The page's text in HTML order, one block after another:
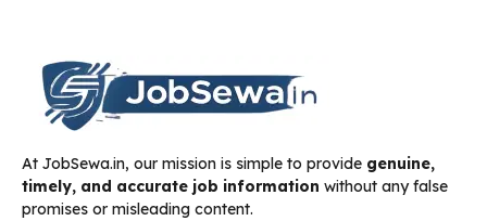
At JobSewa.in, our mission is simple to provide genuine,
timely, and accurate job information without any false
promises or misleading content.